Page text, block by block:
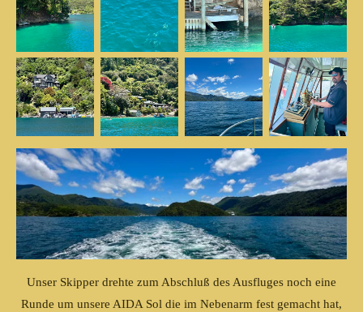
Unser Skipper drehte zum Abschluß des Ausfluges noch eine
Runde um unsere AIDA Sol die im Nebenarm fest gemacht hat,